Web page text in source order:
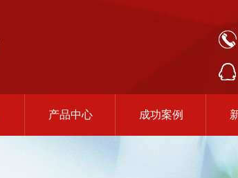
产品中心 成功案例